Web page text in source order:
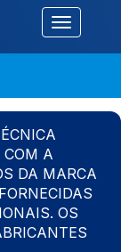
Alternar
A
DA MARCA
OS